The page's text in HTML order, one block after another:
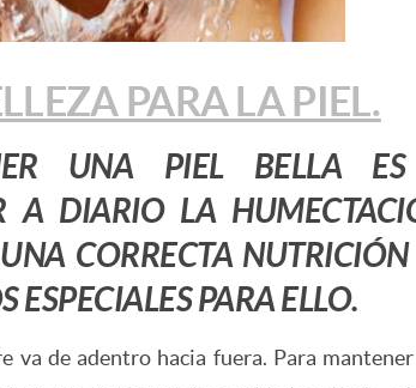
PARA LA PIEL.
UNA PIEL BELLA ES
A DIARIO LA
CORRECTA
ESPECIALES PARA ELLO.
va de adentro hacia fuera. Para